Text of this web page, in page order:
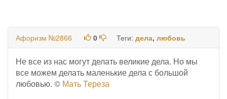
Афоризм №2866 0 Теги: дела, любовь
Не все из нас могут делать великие дела. Но мы
все можем делать маленькие дела с большой
любовью. © Мать Тереза